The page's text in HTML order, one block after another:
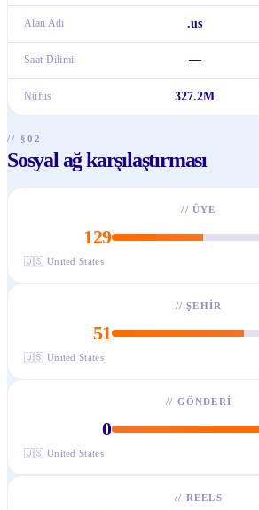
Alan Adı .us
Saat Dilimi —
Nüfus 327.2M
// §02
Sosyal ağ karşılaştırması
// ÜYE
129
🇺🇸 United States
//ŞEHIR
51
🇺🇸 United States
// GÖNDERI
0
🇺🇸 United States
// REELS